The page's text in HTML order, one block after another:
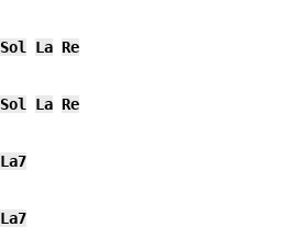
Sol La Re
Sol La Re
La7
La7